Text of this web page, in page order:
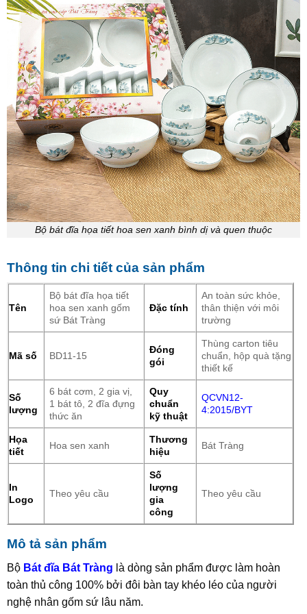
Bộ bát đĩa họa tiết hoa sen xanh bình dị và quen thuộc
Thông tin chi tiết của sản phẩm
Tên
Bộ bát đĩa họa tiết
hoa sen xanh gốm
sứ Bát Tràng
Đặc tính
An toàn sức khỏe,
thân thiện với môi
trường
Mã số BD11-15
Đóng
gói
Thùng carton tiêu
chuẩn, hộp quà tặng
thiết kế
Số
lượng
6 bát cơm, 2 gia vị,
1 bát tô, 2 đĩa đựng
thức ăn
Quy
chuẩn
kỹ thuật
QCVN12-
4:2015/BYT
Họa
tiết
Hoa sen xanh
Thương
hiệu
Bát Tràng
In
Logo
Theo yêu cầu
Số
lượng
gia
công
Theo yêu cầu
Mô tả sản phẩm
Bộ Bát đĩa Bát Tràng là dòng sản phẩm được làm hoàn
toàn thủ công 100% bởi đôi bàn tay khéo léo của người
nghệ nhân gốm sứ lâu năm.